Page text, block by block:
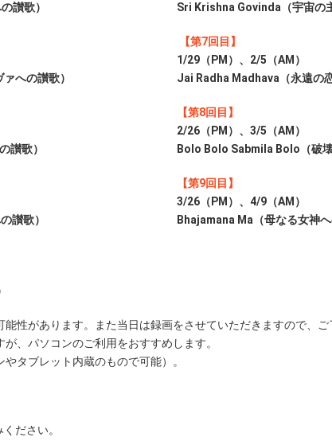
讃歌）
への讃歌）
讃歌）
讃歌）
Sri Krishna Govinda（宇宙の
【第7回目】
1/29（PM）、2/5（AM）
Jai Radha Madhava（永遠の
【第8回目】
2/26（PM）、3/5（AM）
Bolo Bolo Sabmila Bolo（破
【第9回目】
3/26（PM）、4/9（AM）
Bhajamana Ma（母なる女神へ
性があります。また当日は録画をさせていただきますので、ご
、パソコンのご利用をおすすめします。
タブレット内蔵のもので可能）。
ださい。